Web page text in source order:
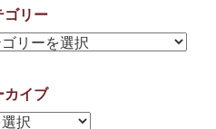
ゴリー
カイブ